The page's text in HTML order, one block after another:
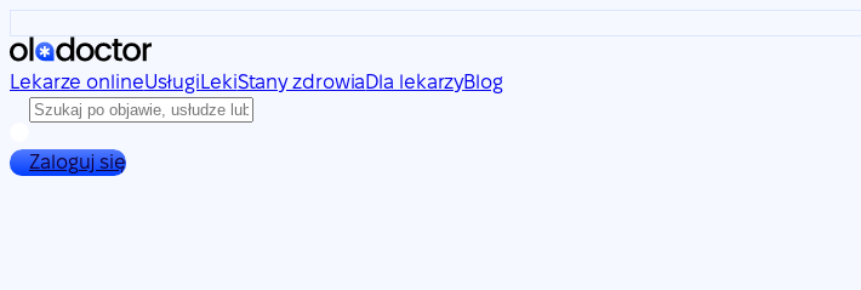
Lekarze onlineUsługi LekiStany zdrowiaDla lekarzyBlog
Zaloguj się